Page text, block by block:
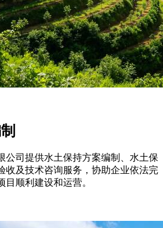
公司提供水土保持方案编制、水土保
收及技术咨询服务，协助企业依法完
顺利建设和运营。